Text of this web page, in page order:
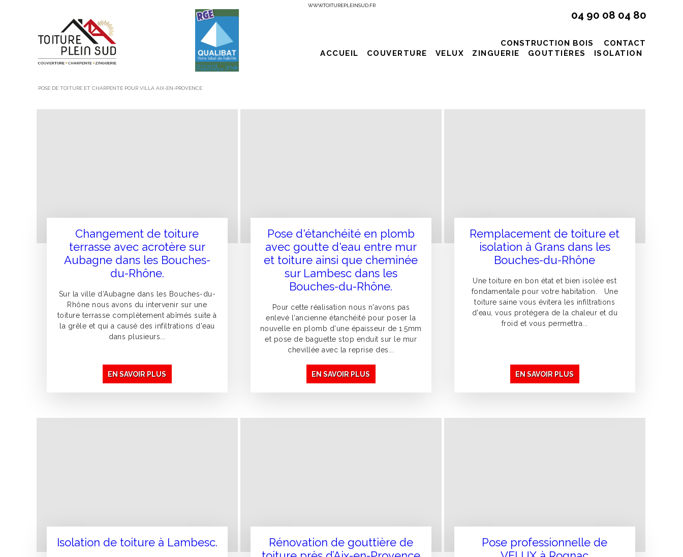
WWW.TOITUREPLEINSUD.FR
04 90 08 04 80
CONSTRUCTION BOIS
CONTACT
ACCUEIL
COUVERTURE VELUX ZINGUERIE GOUTTIÈRES ISOLATION
POSE DE TOITURE ET CHARPENTE POUR VILLA AIX-EN-PROVENCE
Changement de toiture
terrasse avec acrotère sur
Aubagne dans les Bouches-
du-Rhône.
Sur la ville d’Aubagne dans les Bouches-du-
Rhône nous avons du intervenir sur une
toiture terrasse complètement abîmés suite à
la grêle et qui a causé des infiltrations d'eau
dans plusieurs...
EN SAVOIR PLUS
Pose d'étanchéité en plomb
avec goutte d'eau entre mur
et toiture ainsi que cheminée
sur Lambesc dans les
Bouches-du-Rhône.
Pour cette réalisation nous n'avons pas
enlevé l'ancienne étanchéité pour poser la
nouvelle en plomb d'une épaisseur de 1.5mm
et pose de baguette stop enduit sur le mur
chevillée avec la reprise des...
EN SAVOIR PLUS
Remplacement de toiture et
isolation à Grans dans les
Bouches-du-Rhône
Une toiture en bon état et bien isolée est
fondamentale pour votre habitation. Une
toiture saine vous évitera les infiltrations
d'eau, vous protégera de la chaleur et du
froid et vous permettra...
EN SAVOIR PLUS
Isolation de toiture à Lambesc.
Rénovation de gouttière de
Pose professionnelle de